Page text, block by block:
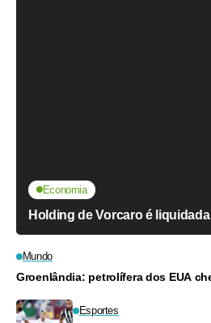
Economia
Holding de Vorcaro é
Mundo
Groenlândia: petrolífera dos EUA
Esportes